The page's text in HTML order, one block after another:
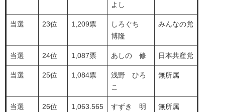
よし
当選 23位 1,209票
しろぐち
博隆
みんなの党
当選 24位 1,087票 あしの 修 日本共産党
当選 25位 1,084票
浅野 ひろ
こ
無所属
当選 26位
1,063.565
すずき 明
無所属